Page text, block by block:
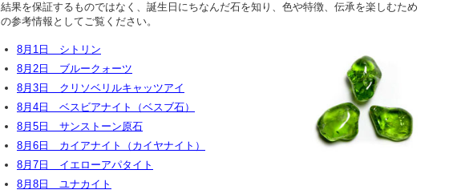
結果を保証するものではなく、誕生日にちなんだ石を知り、色や特徴、伝承を楽しむため
の参考情報としてご覧ください。
8月1日 シトリン
8月2日 ブルークォーツ
8月3日 クリソベリルキャッツアイ
8月4日 ベスビアナイト（ベスブ石）
8月5日 サンストーン原石
8月6日 カイアナイト（カイヤナイト）
8月7日 イエローアパタイト
8月8日 ユナカイト